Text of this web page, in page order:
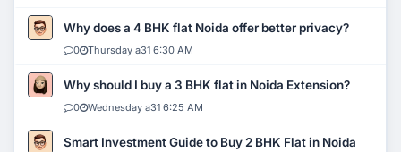
Why does a 4 BHK flat Noida offer better privacy?
0 Thursday a31 6:30 AM
Why should I buy a 3 BHK flat in Noida Extension?
0 Wednesday a31 6:25 AM
Smart Investment Guide to Buy 2 BHK Flat in Noida